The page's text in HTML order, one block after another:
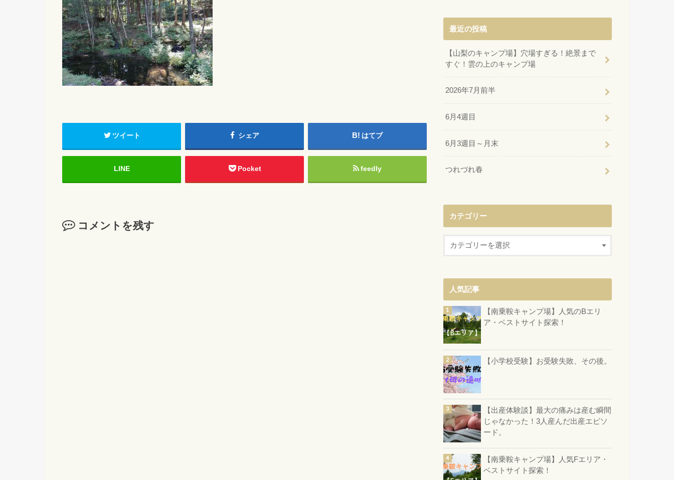
ツイート シェア はてブ
LINE Pocket feedly
コメントを残す
最近の投稿
【山梨のキャンプ場】穴場すぎる！絶景まで
すぐ！雲の上のキャンプ場
2026年7月前半
6月4週目
6月3週目～月末
つれづれ春
カテゴリー
人気記事
【南乗鞍キャンプ場】人気のBエリ
ア・ベストサイト探索！
【小学校受験】お受験失敗、その後。
【出産体験談】最大の痛みは産む瞬間
じゃなかった！3人産んだ出産エピソ
ード。
【南乗鞍キャンプ場】人気Fエリア・
ベストサイト探索！